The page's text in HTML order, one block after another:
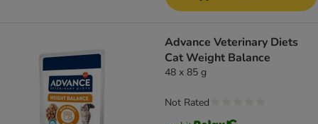
Advance Veterinary Diets
Cat Weight Balance
48 x 85 g
Not Rated